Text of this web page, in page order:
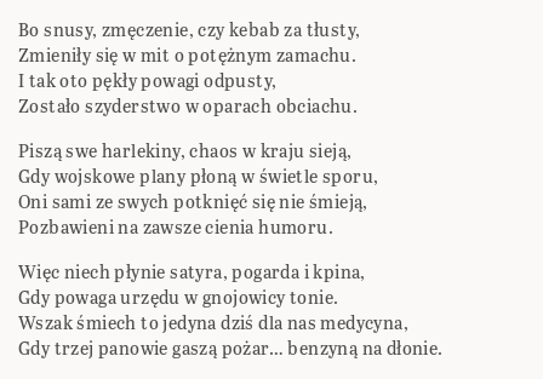
Bo snusy, zmęczenie, czy kebab za tłusty,
Zmieniły się w mit o potężnym zamachu.
I tak oto pękły powagi odpusty,
Zostało szyderstwo w oparach obciachu.
Piszą swe harlekiny, chaos w kraju sieją,
Gdy wojskowe plany płoną w świetle sporu,
Oni sami ze swych potknięć się nie śmieją,
Pozbawieni na zawsze cienia humoru.
Więc niech płynie satyra, pogarda i kpina,
Gdy powaga urzędu w gnojowicy tonie.
Wszak śmiech to jedyna dziś dla nas medycyna,
Gdy trzej panowie gaszą pożar… benzyną na dłonie.